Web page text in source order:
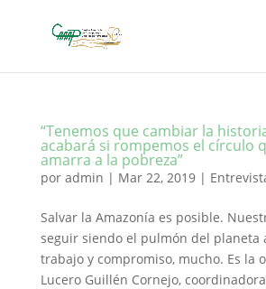
“Tenemos que cambiar la
acabará si rompemos el círculo
amarra a la pobreza”
por admin | Mar 22, 2019|
Salvar la Amazonía es posible.
seguir siendo el pulmón del planeta
trabajo y compromiso, mucho. Es la
Lucero Guillén Cornejo, coordinadora